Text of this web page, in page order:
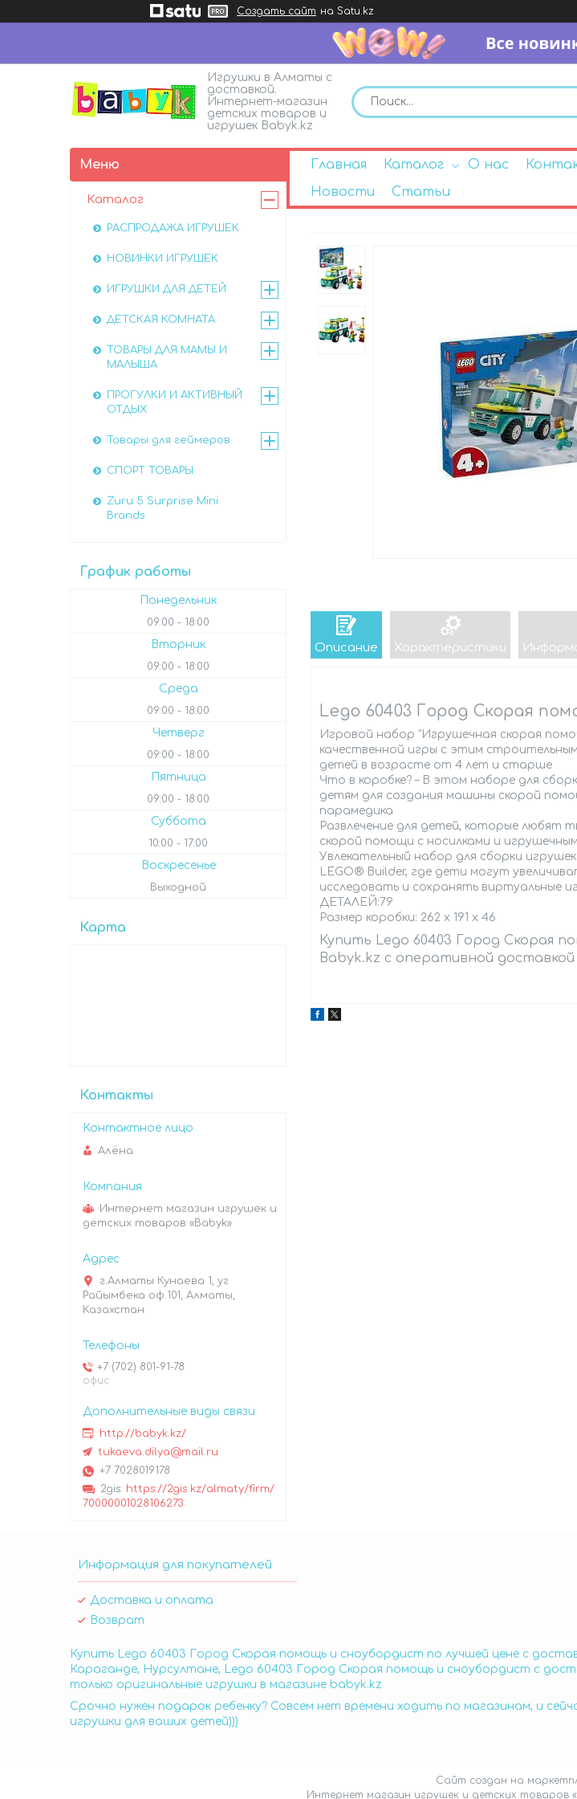
Создать сайт на Satu.kz
Игрушки в Алматы с
доставкой.
Интернет-магазин
детских товаров и
игрушек Babyk.kz
Главная Каталог О нас
Новости
Статьи
Описание Характеристики
Lego 60403 Город Скорая
Игровой набор "Игрушечная скорая
качественной игры с этим
детей в возрасте от 4 лет и старше
Что в коробке? – В этом наборе для
детям для создания машины скорой
парамедика
Развлечение для детей, которые любят
скорой помощи с носилками и
Увлекательный набор для сборки
LEGO® Builder, где дети могут
исследовать и сохранять виртуальные
ДЕТАЛЕЙ:79
Размер коробки: 262 x 191 x 46
Купить Lego 60403 Город Скорая
Babyk.kz с оперативной доставкой
Каталог
РАСПРОДАЖА ИГРУШЕК
НОВИНКИ ИГРУШЕК
ИГРУШКИ ДЛЯ ДЕТЕЙ
ДЕТСКАЯ КОМНАТА
ТОВАРЫ ДЛЯ МАМЫ И
МАЛЫША
ПРОГУЛКИ И АКТИВНЫЙ
ОТДЫХ
Товары для геймеров
СПОРТ ТОВАРЫ
Zuru 5 Surprise Mini
Brands
График работы
Понедельник
09:00 18:00
Вторник
09:00 18:00
Среда
09:00 18:00
Четверг
09:00 18:00
Пятница
09:00 18:00
Суббота
10:00 17:00
Воскресенье
Выходной
Карта
Контакты
Алёна
Интернет магазин игрушек и
детских товаров «Babyk»
г.Алматы Кунаева 1, уг
Райымбека оф.101, Алматы,
Казахстан
+7 (702) 801-91-78
офис
http://babyk.kz/
tukaeva.dilya@mail.ru
+7 7028019178
2gis https://2gis.kz/almaty/firm/
70000001028106273
Информация для покупателей
Доставка и оплата
Возврат
Купить Lego 60403 Город Скорая помощь и сноубордист по лучшей цене с
Караганде, Нурсултане, Lego 60403 Город Скорая помощь и сноубордист с
только оригинальные игрушки в магазине babyk.kz
Срочно нужен подарок ребенку? Совсем нет времени ходить по магазинам, и
игрушки для ваших детей)))
Сайт создан на